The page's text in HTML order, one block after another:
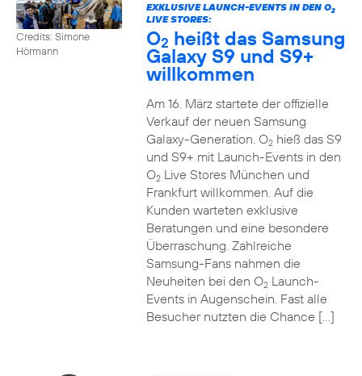
Credits: Simone
Hörmann
EXKLUSIVE LAUNCH-EVENTS IN DEN O2
LIVE STORES:
O2 heißt das Samsung
Galaxy S9 und S9+
willkommen
Am 16. März startete der offizielle
Verkauf der neuen Samsung
Galaxy-Generation. O2hieß das S9
und S9+ mit Launch-Events in den
O2Live Stores München und
Frankfurt willkommen. Auf die
Kunden warteten exklusive
Beratungen und eine besondere
Überraschung. Zahlreiche
Samsung-Fans nahmen die
Neuheiten bei den O2Launch-
Events in Augenschein. Fast alle
Besucher nutzten die Chance […]